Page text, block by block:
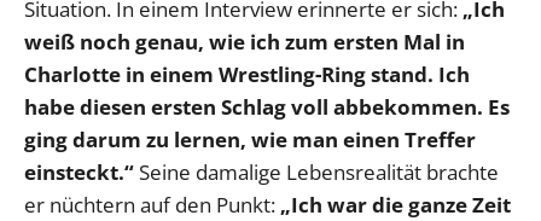
Situation. In einem Interview erinnerte er sich: „Ich
weiß noch genau, wie ich zum ersten Mal in
Charlotte in einem Wrestling-Ring stand. Ich
habe diesen ersten Schlag voll abbekommen. Es
ging darum zu lernen, wie man einen Treffer
einsteckt.“Seine damalige Lebensrealität brachte
er nüchtern auf den Punkt: „Ich war die ganze Zeit